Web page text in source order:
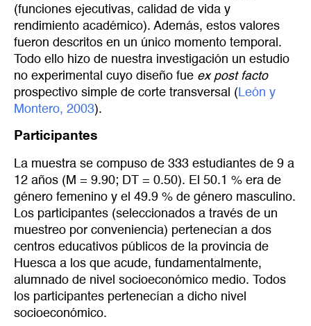
(funciones ejecutivas, calidad de vida y
rendimiento académico). Además, estos valores
fueron descritos en un único momento temporal.
Todo ello hizo de nuestra investigación un estudio
no experimental cuyo diseño fue ex post facto
prospectivo simple de corte transversal ( León y
Montero, 2003).
Participantes
La muestra se compuso de 333 estudiantes de 9 a
12 años (M = 9.90; DT = 0.50). El 50.1 % era de
género femenino y el 49.9 % de género masculino.
Los participantes (seleccionados a través de un
muestreo por conveniencia) pertenecían a dos
centros educativos públicos de la provincia de
Huesca a los que acude, fundamentalmente,
alumnado de nivel socioeconómico medio. Todos
los participantes pertenecían a dicho nivel
socioeconómico.